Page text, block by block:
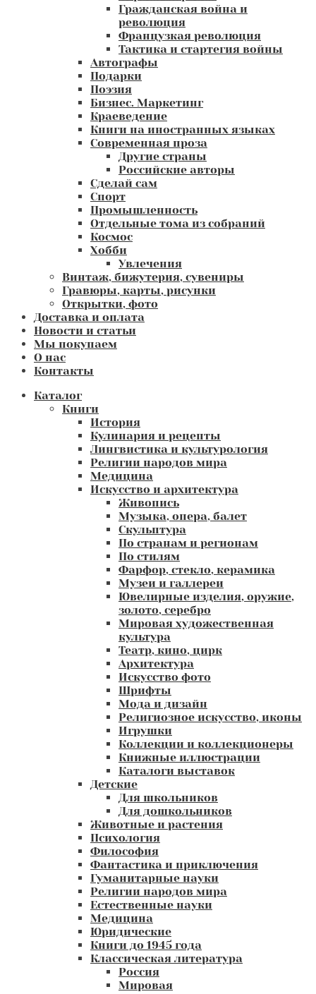
Гражданская война и
революция
Французкая революция
Тактика и стартегия войны
Автографы
Подарки
Поэзия
Бизнес. Маркетинг
Краеведение
Книги на иностранных языках
Современная проза
Другие страны
Российские авторы
Сделай сам
Спорт
Промышленность
Отдельные тома из собраний
Космос
Хобби
Увлечения
Винтаж, бижутерия, сувениры
Гравюры, карты, рисунки
Открытки, фото
Доставка и оплата
Новости и статьи
Мы покупаем
О нас
Контакты
Каталог
Книги
История
Кулинария и рецепты
Лингвистика и культурология
Религии народов мира
Медицина
Искусство и архитектура
Живопись
Музыка, опера, балет
Скульптура
По странам и регионам
По стилям
Фарфор, стекло, керамика
Музеи и галлереи
Ювелирные изделия, оружие,
золото, серебро
Мировая художественная
культура
Театр, кино, цирк
Архитектура
Искусство фото
Шрифты
Мода и дизайн
Религиозное искусство, иконы
Игрушки
Коллекции и коллекционеры
Книжные иллюстрации
Каталоги выставок
Детские
Для школьников
Для дошкольников
Животные и растения
Психология
Философия
Фантастика и приключения
Гуманитарные науки
Религии народов мира
Естественные науки
Медицина
Юридические
Книги до 1945 года
Классическая литература
Россия
Мировая